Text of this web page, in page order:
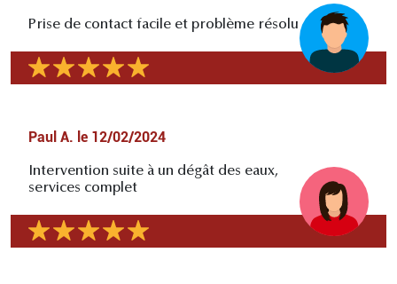
Prise de contact facile et problème résolu
Paul A. le 12/02/2024
Intervention suite à un dégât des eaux,
services complet